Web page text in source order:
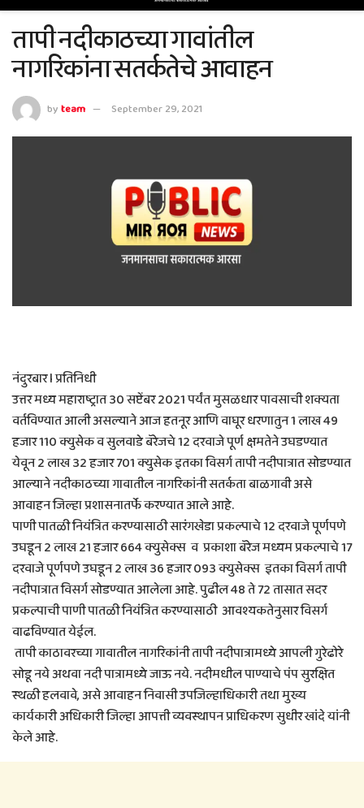
तापी नदीकाठच्या गावांतील
नागरिकांना सतर्कतेचे आवाहन
byteam September 29, 2021
नंदुरबार l प्रतिनिधी
उत्तर मध्य महाराष्ट्रात 30 सप्टेंबर 2021 पर्यंत मुसळधार पावसाची शक्यता
वर्तविण्यात आली असल्याने आज हतनूर आणि वाघूर धरणातुन 1 लाख 49
हजार 110 क्युसेक व सुलवाडे बॅरेजचे 12 दरवाजे पूर्ण क्षमतेने उघडण्यात
येवून 2 लाख 32 हजार 701 क्युसेक इतका विसर्ग तापी नदीपात्रात सोडण्यात
आल्याने नदीकाठच्या गावातील नागरिकांनी सतर्कता बाळगावी असे
आवाहन जिल्हा प्रशासनातर्फे करण्यात आले आहे.
पाणी पातळी नियंत्रित करण्यासाठी सारंगखेडा प्रकल्पाचे 12 दरवाजे पूर्णपणे
उघडून 2 लाख 21 हजार 664 क्युसेक्स व प्रकाशा बॅरेज मध्यम प्रकल्पाचे 17
दरवाजे पूर्णपणे उघडून 2 लाख 36 हजार 093 क्युसेक्स इतका विसर्ग तापी
नदीपात्रात विसर्ग सोडण्यात आलेला आहे. पुढील 48 ते 72 तासात सदर
प्रकल्पाची पाणी पातळी नियंत्रित करण्यासाठी आवश्यकतेनुसार विसर्ग
वाढविण्यात येईल.
तापी काठावरच्या गावातील नागरिकांनी तापी नदीपात्रामध्ये आपली गुरेढोरे
सोडू नये अथवा नदी पात्रामध्ये जाऊ नये. नदीमधील पाण्याचे पंप सुरक्षित
स्थळी हलवावे, असे आवाहन निवासी उपजिल्हाधिकारी तथा मुख्य
कार्यकारी अधिकारी जिल्हा आपत्ती व्यवस्थापन प्राधिकरण सुधीर खांदे यांनी
केले आहे.